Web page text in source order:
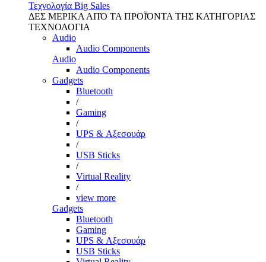
Τεχνολογία Big Sales
ΔΕΣ ΜΕΡΙΚΑ ΑΠΌ ΤΑ ΠΡΟΪΌΝΤΑ ΤΗΣ ΚΑΤΗΓΟΡΙΑΣ
ΤΕΧΝΟΛΟΓΙΑ
Audio
Audio Components
Audio
Audio Components
Gadgets
Bluetooth
/
Gaming
/
UPS & Αξεσουάρ
/
USB Sticks
/
Virtual Reality
/
view more
Gadgets
Bluetooth
Gaming
UPS & Αξεσουάρ
USB Sticks